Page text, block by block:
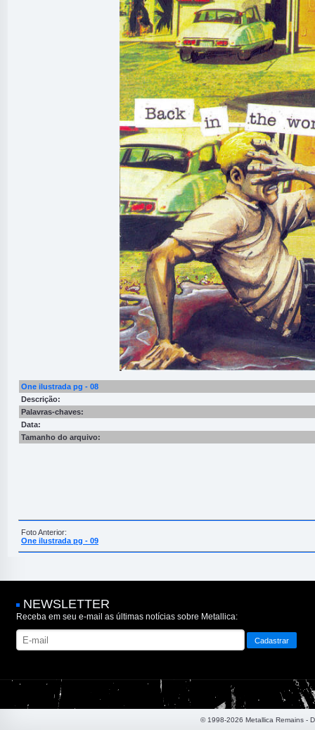
One ilustrada pg - 08
Descrição:
Palavras-chaves:
Data:
Tamanho do arquivo:
Foto Anterior:
One ilustrada pg - 09
NEWSLETTER
Receba em seu e-mail as últimas notícias sobre Metallica:
© 1998-2026 Metallica Remains -